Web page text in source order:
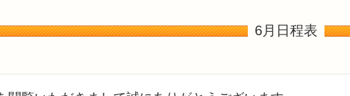
6月日程表